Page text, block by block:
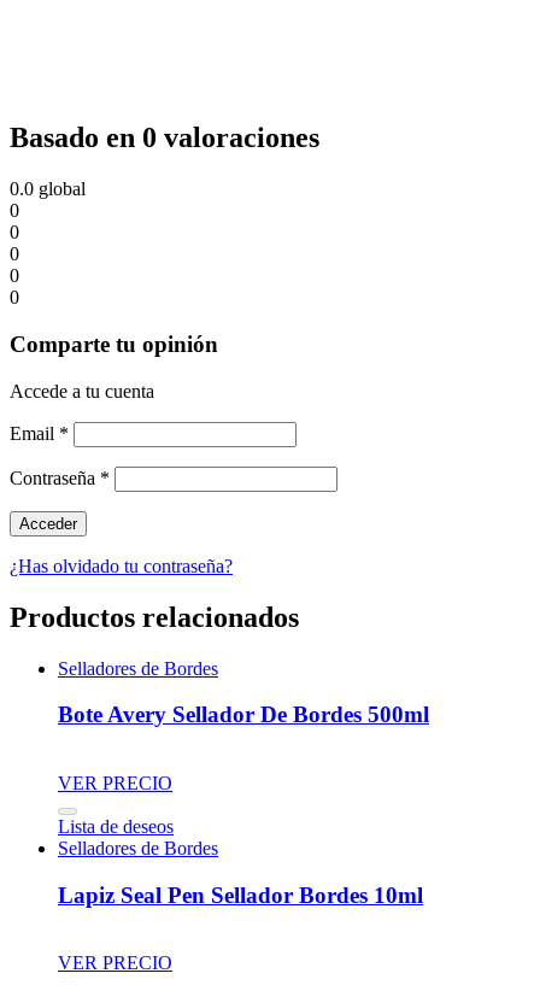
Basado en 0 valoraciones
0.0 global
0
0
0
0
0
Comparte tu opinión
Accede a tu cuenta
Email *
Contraseña *
¿Has olvidado tu contraseña?
Productos relacionados
Selladores de Bordes
Bote Avery Sellador De Bordes 500ml
VER PRECIO
Lista de deseos
Selladores de Bordes
Lapiz Seal Pen Sellador Bordes 10ml
VER PRECIO